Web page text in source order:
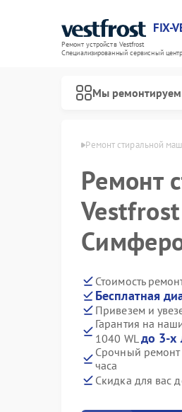
FIX-
Ремонт устройств Vestfrost
Специализированный cервисный
Мы ремонтируем
в Симферополе Ремонт стиральной
Ремонт
Стоимость
Бесплатная
Привезем и
Гарантия на
1040 WLдо 3-х
Срочный ремонт
часа
Скидка для вас